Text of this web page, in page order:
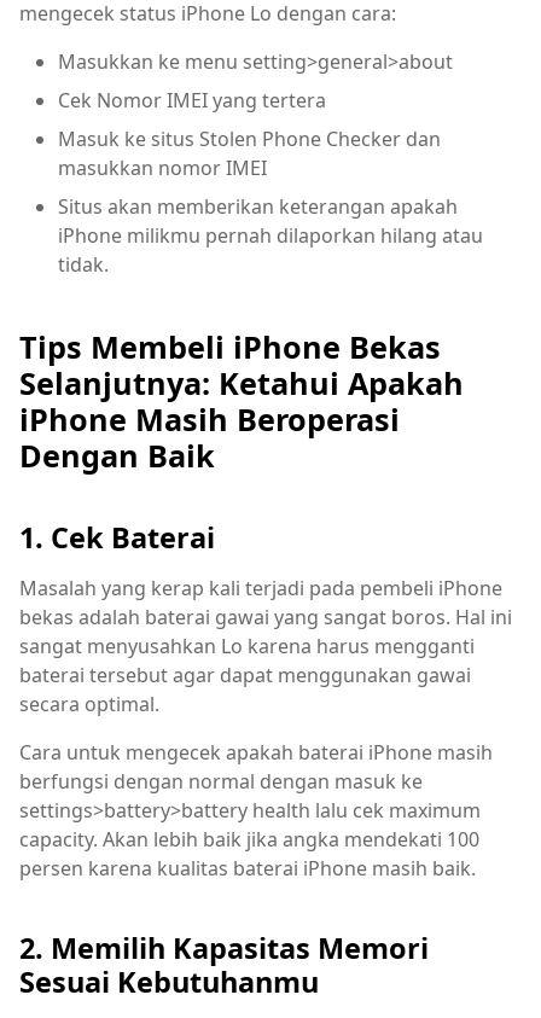
mengecek status iPhone Lo dengan cara:
Masukkan ke menu setting>general>about
Cek Nomor IMEI yang tertera
Masuk ke situs Stolen Phone Checker dan
masukkan nomor IMEI
Situs akan memberikan keterangan apakah
iPhone milikmu pernah dilaporkan hilang atau
tidak.
Tips Membeli iPhone Bekas
Selanjutnya: Ketahui Apakah
iPhone Masih Beroperasi
Dengan Baik
1. Cek Baterai
Masalah yang kerap kali terjadi pada pembeli iPhone
bekas adalah baterai gawai yang sangat boros. Hal ini
sangat menyusahkan Lo karena harus mengganti
baterai tersebut agar dapat menggunakan gawai
secara optimal.
Cara untuk mengecek apakah baterai iPhone masih
berfungsi dengan normal dengan masuk ke
settings>battery>battery health lalu cek maximum
capacity. Akan lebih baik jika angka mendekati 100
persen karena kualitas baterai iPhone masih baik.
2. Memilih Kapasitas Memori
Sesuai Kebutuhanmu